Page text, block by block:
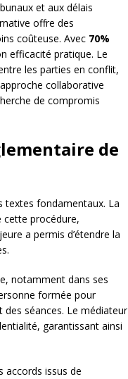
et aux délais
offre des
coûteuse. Avec 70%
efficacité pratique. Le
les parties en conflit,
collaborative
de compromis
de
textes fondamentaux. La
cette procédure,
a permis d’étendre la
notamment dans ses
formée pour
séances. Le médiateur
garantissant ainsi
accords issus de